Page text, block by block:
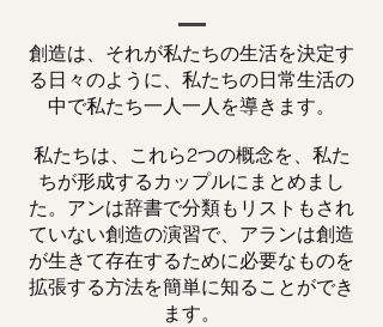
創造は、それが私たちの生活を決定す
る日々のように、私たちの日常生活の
中で私たち一人一人を導きます。
私たちは、これら2つの概念を、私た
ちが形成するカップルにまとめまし
た。アンは辞書で分類もリストもされ
ていない創造の演習で、アランは創造
が生きて存在するために必要なものを
拡張する方法を簡単に知ることができ
ます。